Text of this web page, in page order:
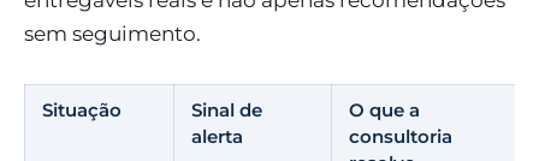
sem seguimento.
Situação
Sinal de
alerta
O que a
consultoria